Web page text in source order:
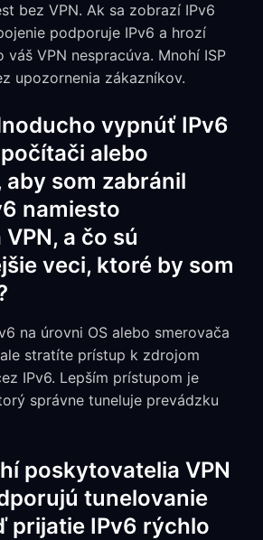
bez VPN. Ak sa zobrazí IPv6
podporuje IPv6 a hrozí
VPN nespracúva. Mnohí ISP
upozornenia zákazníkov.
vypnúť IPv6
alebo
aby som zabránil
namiesto
a čo sú
veci, ktoré by som
na úrovni OS alebo smerovača
stratíte prístup k zdrojom
IPv6. Lepším prístupom je
správne tuneluje prevádzku
poskytovatelia VPN
tunelovanie
prijatie IPv6 rýchlo